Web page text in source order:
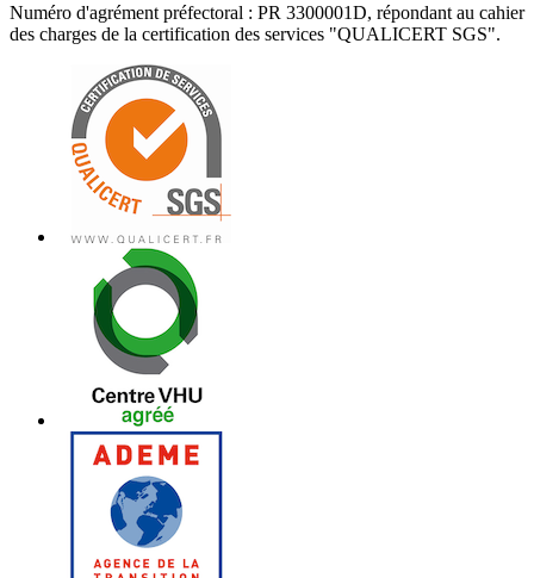
Numéro d'agrément préfectoral : PR 3300001D, répondant au cahier
des charges de la certification des services "QUALICERT SGS".